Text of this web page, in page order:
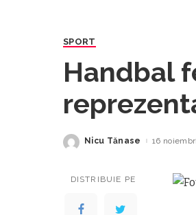
SPORT
Handbal
Posted
Nicu Tănase 16
DISTRIBUIE PE